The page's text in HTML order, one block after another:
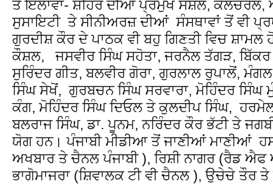
ਤੋਂ ਇਲਾਵਾ- ਸ਼ਹਿਰ ਦੀਆਂ ਪ੍ਰਮੁਖ ਸੋਸ਼ਲ, ਕਲਚਰਲ,
ਸੁਸਾਇਟੀ ਤੇ ਸੀਨੀਅਰਜ਼ ਦੀਆਂ ਸੰਸਥਾਵਾਂ ਤੋਂ ਵੀ
ਗੁਰਦੀਸ਼ ਕੌਰ ਦੇ ਪਾਠਕ ਵੀ ਬਹੁ ਗਿਣਤੀ ਵਿਚ ਸ਼ਾਮਲ
ਕੌਸ਼ਲ, ਜਸਵੀਰ ਸਿੰਘ ਸਹੋਤਾ, ਜਰਨੈਲ ਤੱਗੜ, ਬਿੱਕਰ
ਸੁਰਿੰਦਰ ਗੀਤ, ਬਲਵੀਰ ਗੋਰਾ, ਗੁਰਲਾਲ ਰੁਪਾਲੋਂ,
ਸਿੰਘ ਸੇਖੋਂ, ਗੁਰਬਚਨ ਸਿੰਘ ਸਰਵਾਰਾ, ਮੋਹਿੰਦਰ
ਕੰਗ, ਮੋਹਿੰਦਰ ਸਿੰਘ ਦਿਓਲ ਤੇ ਕੁਲਦੀਪ ਸਿੰਘ,
ਬਲਰਾਜ ਸਿੰਘ, ਡਾ. ਪੂਨਮ, ਨਰਿੰਦਰ ਕੌਰ ਭੱਟੀ ਤੇ
ਯੋਗ ਹਨ। ਪੰਜਾਬੀ ਮੀਡੀਆ ਤੋਂ ਜਾਣੀਆਂ ਮਾਣੀਆਂ
ਅਖਬਾਰ ਤੇ ਚੈਨਲ ਪੰਜਾਬੀ ), ਰਿਸ਼ੀ ਨਾਗਰ (ਰੈਡ
ਭਾਗੋਮਾਜਰਾ (ਸ਼ਿਵਾਲਕ ਟੀ ਵੀ ਚੈਨਲ ), ਉਚੇਚੇ ਤੌਰ